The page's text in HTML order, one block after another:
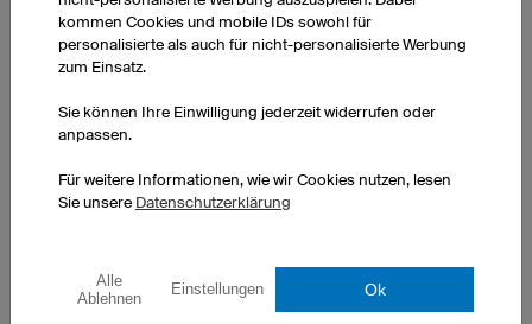
Poloshirt Classic
Passform für Herren
exkl. Druckkosten
10 Stück: 11,90 € pro Stück
50 Stück: 9,90 € pro Stück
kommen Cookies und mobile IDs sowohl für
personalisierte als auch für nicht-personalisierte Werbung
zum Einsatz.
Sie können Ihre Einwilligung jederzeit widerrufen oder
anpassen.
Für weitere Informationen, wie wir Cookies nutzen, lesen
Sie unsere Datenschutzerklärung
Alle
Ablehnen
Einstellungen Ok